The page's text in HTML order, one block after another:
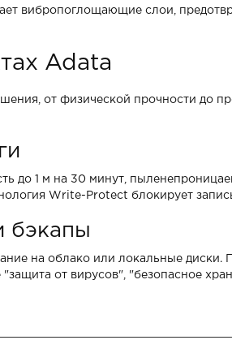
вибропоглощающие слои,
Adata
от физической прочности до
до 1 м на 30 минут,
Write-Protect блокирует
бэкапы
на облако или локальные
от вирусов", "безопасное